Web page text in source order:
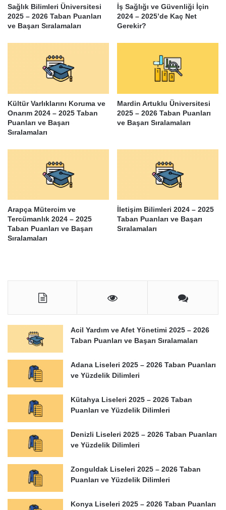
Sağlık Bilimleri Üniversitesi
2025 – 2026 Taban Puanları
ve Başarı Sıralamaları
İş Sağlığı ve Güvenliği İçin
2024 – 2025’de Kaç Net
Gerekir?
Kültür Varlıklarını Koruma ve
Onarım 2024 – 2025 Taban
Puanları ve Başarı
Sıralamaları
Mardin Artuklu Üniversitesi
2025 – 2026 Taban Puanları
ve Başarı Sıralamaları
Arapça Mütercim ve
Tercümanlık 2024 – 2025
Taban Puanları ve Başarı
Sıralamaları
İletişim Bilimleri 2024 – 2025
Taban Puanları ve Başarı
Sıralamaları
Acil Yardım ve Afet Yönetimi 2025 – 2026
Taban Puanları ve Başarı Sıralamaları
Adana Liseleri 2025 – 2026 Taban Puanları
ve Yüzdelik Dilimleri
Kütahya Liseleri 2025 – 2026 Taban
Puanları ve Yüzdelik Dilimleri
Denizli Liseleri 2025 – 2026 Taban Puanları
ve Yüzdelik Dilimleri
Zonguldak Liseleri 2025 – 2026 Taban
Puanları ve Yüzdelik Dilimleri
Konya Liseleri 2025 – 2026 Taban Puanları